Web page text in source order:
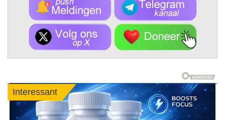
Interessant